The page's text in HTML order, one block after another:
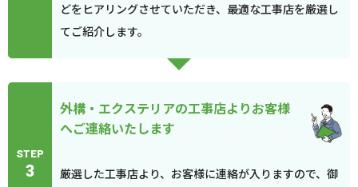
どをヒアリングさせていただき、最適な工事店を厳選し
てご紹介します。
STEP
3
外構・エクステリアの工事店よりお客様
へご連絡いたします
厳選した工事店より、お客様に連絡が入りますので、御